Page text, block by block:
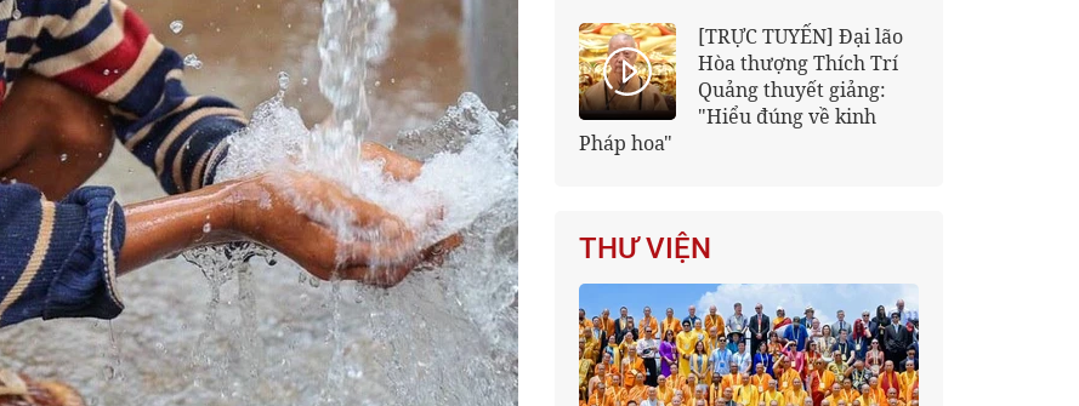
[TRỰC TUYẾN] Đại lão
Hòa thượng Thích Trí
Quảng thuyết giảng:
"Hiểu đúng về kinh
Pháp hoa"
THƯ VIỆN